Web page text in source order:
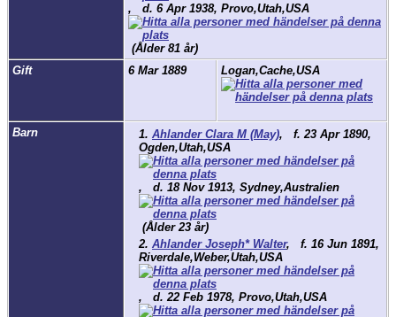
, d. 6 Apr 1938, Provo,Utah,USA
(Ålder 81 år)
Gift
6 Mar 1889 Logan,Cache,USA
Barn 1. Ahlander Clara M (May), f. 23 Apr 1890,
Ogden,Utah,USA
, d. 18 Nov 1913, Sydney,Australien
(Ålder 23 år)
2. Ahlander Joseph* Walter, f. 16 Jun 1891,
Riverdale,Weber,Utah,USA
, d. 22 Feb 1978, Provo,Utah,USA